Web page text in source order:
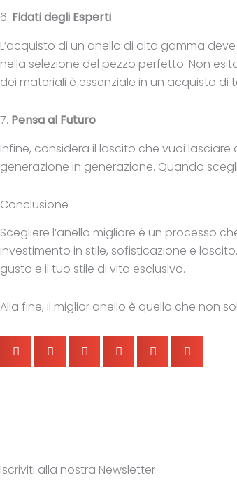
6. Fidati degli Esperti
L’acquisto di un anello di alta gamma
nella selezione del pezzo perfetto. Non
dei materiali è essenziale in un acquisto di
7. Pensa al Futuro
Infine, considera il lascito che vuoi
generazione in generazione. Quando
Conclusione
Scegliere l’anello migliore è un processo
investimento in stile, sofisticazione e
gusto e il tuo stile di vita esclusivo.
Alla fine, il miglior anello è quello che non
Iscriviti alla nostra Newsletter